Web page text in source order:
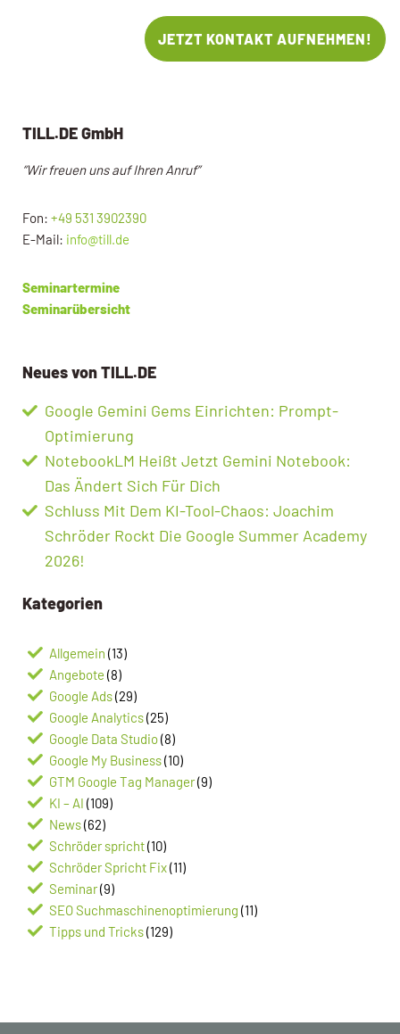
JETZT KONTAKT AUFNEHMEN!
TILL.DE GmbH
“Wir freuen uns auf Ihren Anruf”
Fon: +49 531 3902390
E-Mail: info@till.de
Seminartermine
Seminarübersicht
Neues von TILL.DE
Google Gemini Gems Einrichten: Prompt-
Optimierung
NotebookLM Heißt Jetzt Gemini Notebook:
Das Ändert Sich Für Dich
Schluss Mit Dem KI-Tool-Chaos: Joachim
Schröder Rockt Die Google Summer Academy
2026!
Kategorien
Allgemein (13)
Angebote (8)
Google Ads(29)
Google Analytics(25)
Google Data Studio(8)
Google My Business(10)
GTM Google Tag Manager(9)
KI – AI (109)
News(62)
Schröder spricht(10)
Schröder Spricht Fix(11)
Seminar(9)
SEO Suchmaschinenoptimierung (11)
Tipps und Tricks(129)